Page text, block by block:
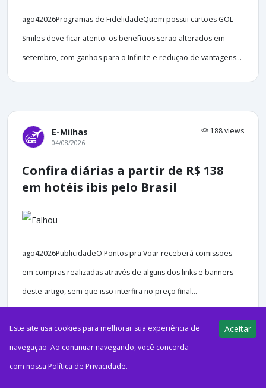
ago42026Programas de FidelidadeQuem possui cartões GOL
Smiles deve ficar atento: os benefícios serão alterados em
setembro, com ganhos para o Infinite e redução de vantagens...
E-Milhas 188 views
04/08/2026
Confira diárias a partir de R$ 138
em hotéis ibis pelo Brasil
ago42026PublicidadeO Pontos pra Voar receberá comissões
em compras realizadas através de alguns dos links e banners
deste artigo, sem que isso interfira no preço final...
E-Milhas
Este site usa cookies para melhorar sua experiência de
navegação. Ao continuar navegando, você concorda
com nossa Política de Privacidade.
Aceitar